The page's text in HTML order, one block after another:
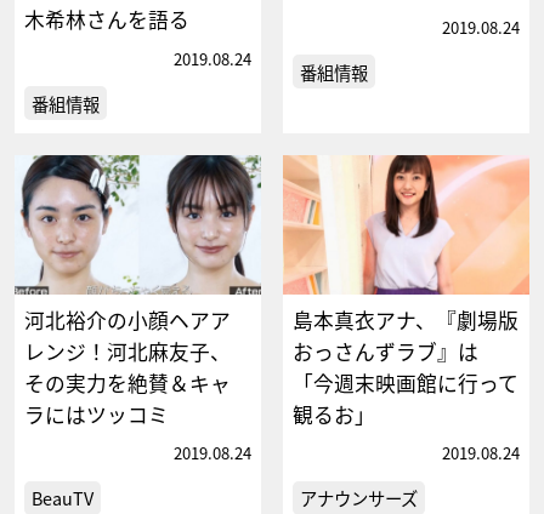
木希林さんを語る
2019.08.24
番組情報
2019.08.24
番組情報
河北裕介の小顔ヘアア
レンジ！河北麻友子、
その実力を絶賛＆キャ
ラにはツッコミ
2019.08.24
BeauTV
島本真衣アナ、『劇場版
おっさんずラブ』は
「今週末映画館に行って
観るお」
2019.08.24
アナウンサーズ